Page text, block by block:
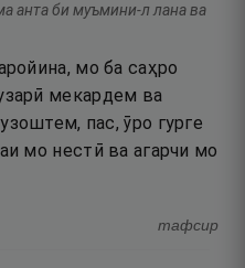
анта би муъмини-л лана ва
мо ба саҳро
мекардем ва
пас, ӯро гурге
мо нестӣ ва агарчи мо
тафсир